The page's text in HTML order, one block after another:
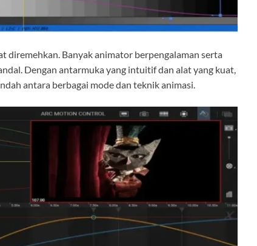
diremehkan. Banyak animator berpengalaman serta
Dengan antarmuka yang intuitif dan alat yang kuat,
antara berbagai mode dan teknik animasi.